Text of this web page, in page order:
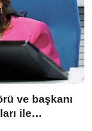
ve başkanı
ile